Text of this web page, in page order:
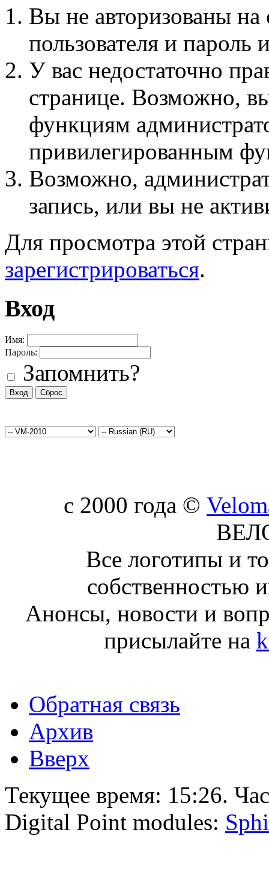
Вы не авторизованы на
пользователя и пароль
У вас недостаточно
странице. Возможно,
функциям
привилегированным
Возможно,
запись, или вы не
Для просмотра этой
зарегистрироваться.
Вход
Имя:
Пароль:
Запомнить?
c 2000 года ©
Все логотипы и
собственностью
Анонсы, новости и
присылайте на
Обратная связь
Архив
Вверх
Текущее время: 15:26.
Digital Point modules: